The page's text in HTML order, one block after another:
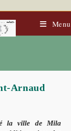
Menu
Arnaud
la ville de Mila